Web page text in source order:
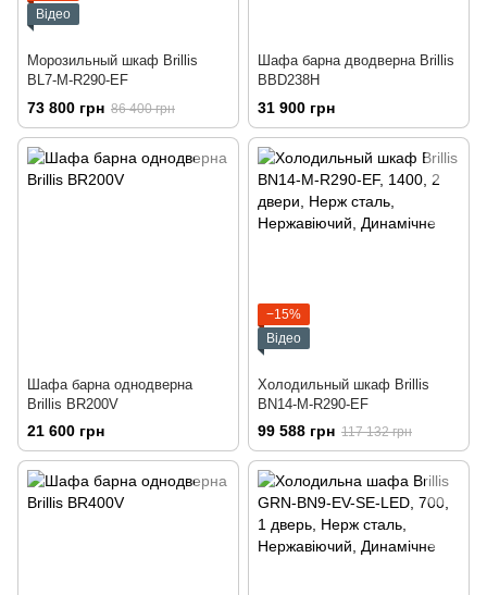
Відео
Морозильный шкаф Brillis
BL7-M-R290-EF
73 800 грн 86 400 грн
Шафа барна дводверна Brillis
BBD238H
31 900 грн
Шафа барна однодверна
Brillis BR200V
21 600 грн
−15%
Відео
Холодильный шкаф Brillis
BN14-M-R290-EF
99 588 грн 117 132 грн